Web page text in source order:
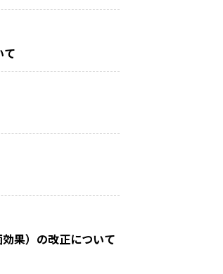
て
果）の改正について